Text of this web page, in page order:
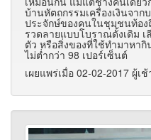
บ้านหัตถกรรมเครื่องเงินจา
ประจักษ์ของคนในชุมชนท้อง
รวดลายแบบโบราณดั้งเดิม
ตัว หรือสิ่งของที่ใช้ทำมาหา
ไม่ต่ำกว่า 98 เปอร์เซ็นต์
เผยแพร่เมื่อ 02-02-2017 ผู้เ